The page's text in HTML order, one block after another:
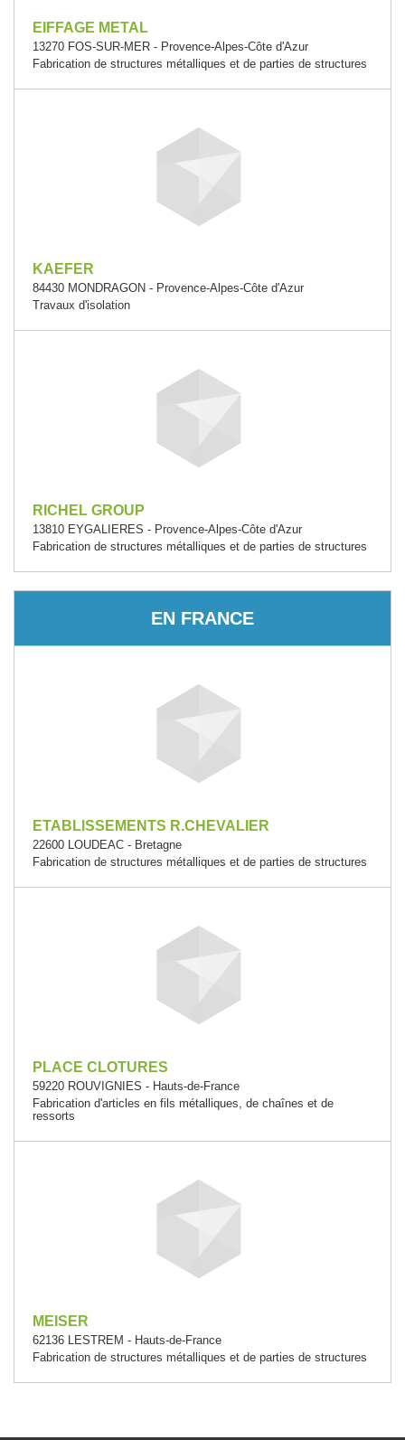
EIFFAGE METAL
13270 FOS-SUR-MER - Provence-Alpes-Côte d'Azur
Fabrication de structures métalliques et de parties de structures
KAEFER
84430 MONDRAGON - Provence-Alpes-Côte d'Azur
Travaux d'isolation
RICHEL GROUP
13810 EYGALIERES - Provence-Alpes-Côte d'Azur
Fabrication de structures métalliques et de parties de structures
EN FRANCE
ETABLISSEMENTS R.CHEVALIER
22600 LOUDEAC - Bretagne
Fabrication de structures métalliques et de parties de structures
PLACE CLOTURES
59220 ROUVIGNIES - Hauts-de-France
Fabrication d'articles en fils métalliques, de chaînes et de
ressorts
MEISER
62136 LESTREM - Hauts-de-France
Fabrication de structures métalliques et de parties de structures